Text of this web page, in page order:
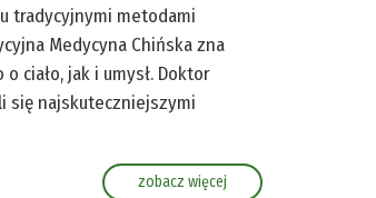
tradycyjnymi metodami
Medycyna Chińska zna
ciało, jak i umysł. Doktor
się najskuteczniejszymi
zobacz więcej